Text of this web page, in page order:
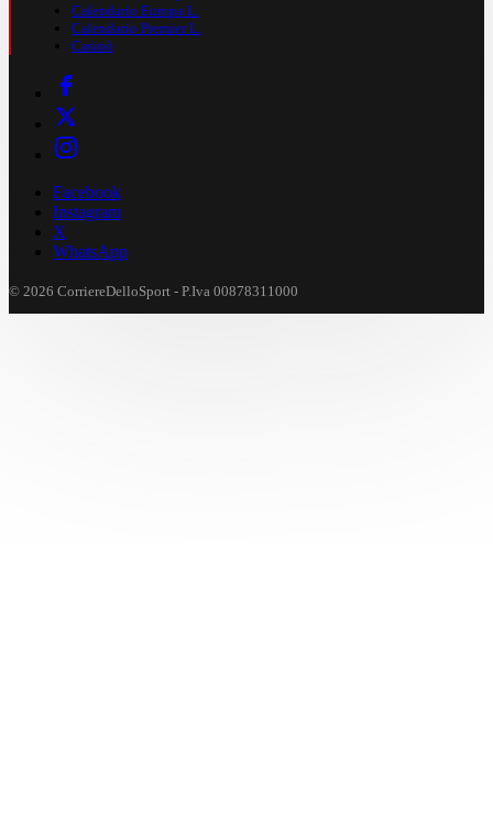
Calendario Europa L.
Calendario Premier L.
Casinò
Facebook
Instagram
X
WhatsApp
© 2026 CorriereDelloSport - P.Iva 00878311000